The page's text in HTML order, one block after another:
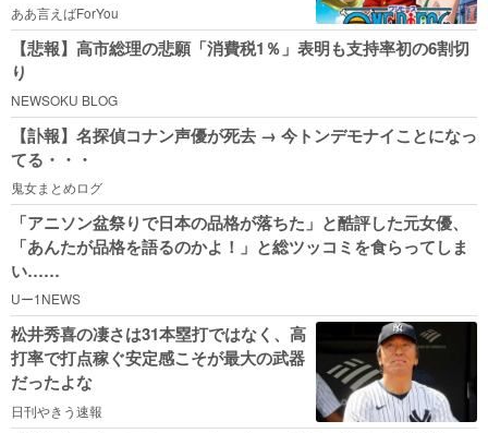
ああ言えばForYou
【悲報】高市総理の悲願「消費税1％」表明も支持率初の6割切
り
NEWSOKU BLOG
【訃報】名探偵コナン声優が死去 → 今トンデモナイことになっ
てる・・・
鬼女まとめログ
「アニソン盆祭りで日本の品格が落ちた」と酷評した元女優、
「あんたが品格を語るのかよ！」と総ツッコミを食らってしま
い……
Uー1NEWS
松井秀喜の凄さは31本塁打ではなく、高
打率で打点稼ぐ安定感こそが最大の武器
だったよな
日刊やきう速報